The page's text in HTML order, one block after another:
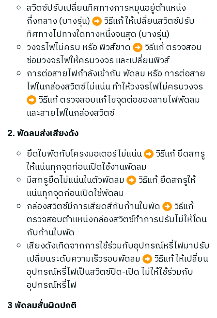
สวิตซ์ปรับเปลี่ยนทิศทางการหมุนอยู่ตำแหน่ง
กึ่งกลาง (บางรุ่น)
วิธีแก้ ให้เปลี่ยนสวิตซ์ปรับ
ทิศทางไปทางใดทางหนึ่งจนสุด (บางรุ่น)
วงจรไฟไม่ครบ หรือ ฟิวส์ขาด
วิธีแก้ ตรวจสอบ
ซ่อมวงจรไฟให้ครบวงจร และเปลี่ยนฟิวส์
การต่อสายไฟกำลังเข้ากับ พัดลม หรือ การต่อสาย
ไฟในกล่องสวิตซ์ไม่แน่น ทำให้วงจรไฟไม่ครบวงจร
วิธีแก้ ตรวจสอบแก้ไขจุดต่อของสายไฟพัดลม
และสายไฟในกล่องสวิตซ์
2. พัดลมส่งเสียงดัง
ยึดใบพัดกับโครงมอเตอร์ไม่แน่น
วิธีแก้ ยึดสกรู
ให้แน่นทุกจุดก่อนเปิดใช้งานพัดลม
มีสกรูยึดไม่แน่นในตัวพัดลม
วิธีแก้ ยึดสกรูให้
แน่นทุกจุดก่อนเปิดใช้พัดลม
กล่องสวิตซ์มีการเสียดสีกับก้านใบพัด
วิธีแก้
ตรวจสอบตำแหน่งกล่องสวิตซ์ทำการปรับไม่ให้โดน
กับก้านใบพัด
เสียงดังเกิดจากการใช้ร่วมกับอุปกรณ์หรี่ไฟมาปรับ
เปลี่ยนระดับความเร็วรอบพัดลม
วิธีแก้ ให้เปลี่ยน
อุปกรณ์หรี่ไฟเป็นสวิตซ์ปิด-เปิด ไม่ให้ใช้ร่วมกับ
อุปกรณ์หรี่ไฟ
3 พัดลมสั่นผิดปกติ